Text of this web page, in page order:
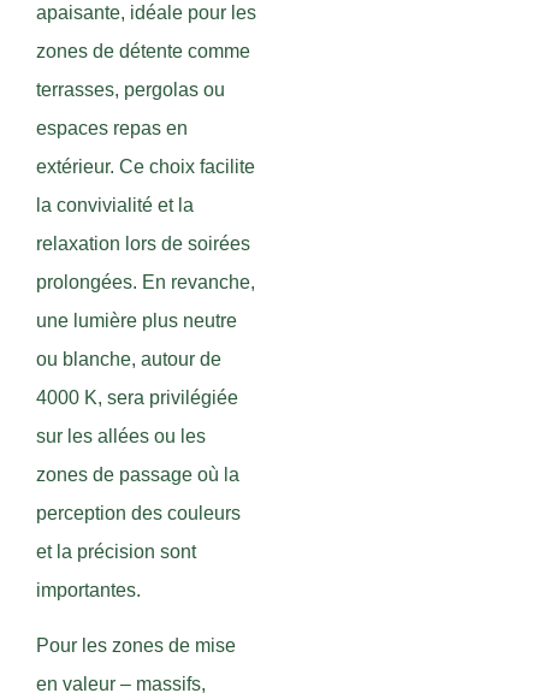
apaisante, idéale pour les
zones de détente comme
terrasses, pergolas ou
espaces repas en
extérieur. Ce choix facilite
la convivialité et la
relaxation lors de soirées
prolongées. En revanche,
une lumière plus neutre
ou blanche, autour de
4000 K, sera privilégiée
sur les allées ou les
zones de passage où la
perception des couleurs
et la précision sont
importantes.
Pour les zones de mise
en valeur – massifs,